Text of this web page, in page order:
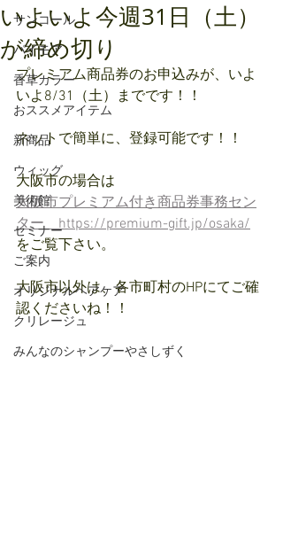
サンコール
パイモア
香草カラー
おススメアイテム
新商品
ウィッグ
美術館
セミナー
ご案内
オリジナルヘアケア
クリレージュ
みんなのシャンプーやさしずく
いよいよ今週31日（土）
が締め切り
プレミアム商品券のお申込みが、いよ
いよ8/31（土）までです！！
ネットで簡単に、登録可能です！！
大阪市の場合は
大阪市プレミアム付き商品券事務セン
ター　https://premium-gift.jp/osaka/
をご覧下さい。
大阪市以外は、各市町村のHPにてご確
認くださいね！！